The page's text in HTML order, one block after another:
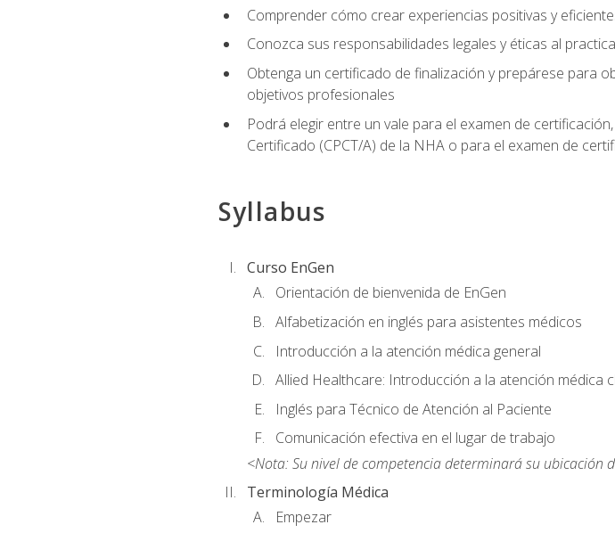
Comprender cómo crear experiencias positivas y
Conozca sus responsabilidades legales y éticas al
Obtenga un certificado de finalización y prepárese para
objetivos profesionales
Podrá elegir entre un vale para el examen de
Certificado (CPCT/A) de la NHA o para el examen de
Syllabus
Curso EnGen
Orientación de bienvenida de EnGen
Alfabetización en inglés para asistentes médicos
Introducción a la atención médica general
Allied Healthcare: Introducción a la atención médica
Inglés para Técnico de Atención al Paciente
Comunicación efectiva en el lugar de trabajo
<Nota: Su nivel de competencia determinará su ubicación
Terminología Médica
Empezar